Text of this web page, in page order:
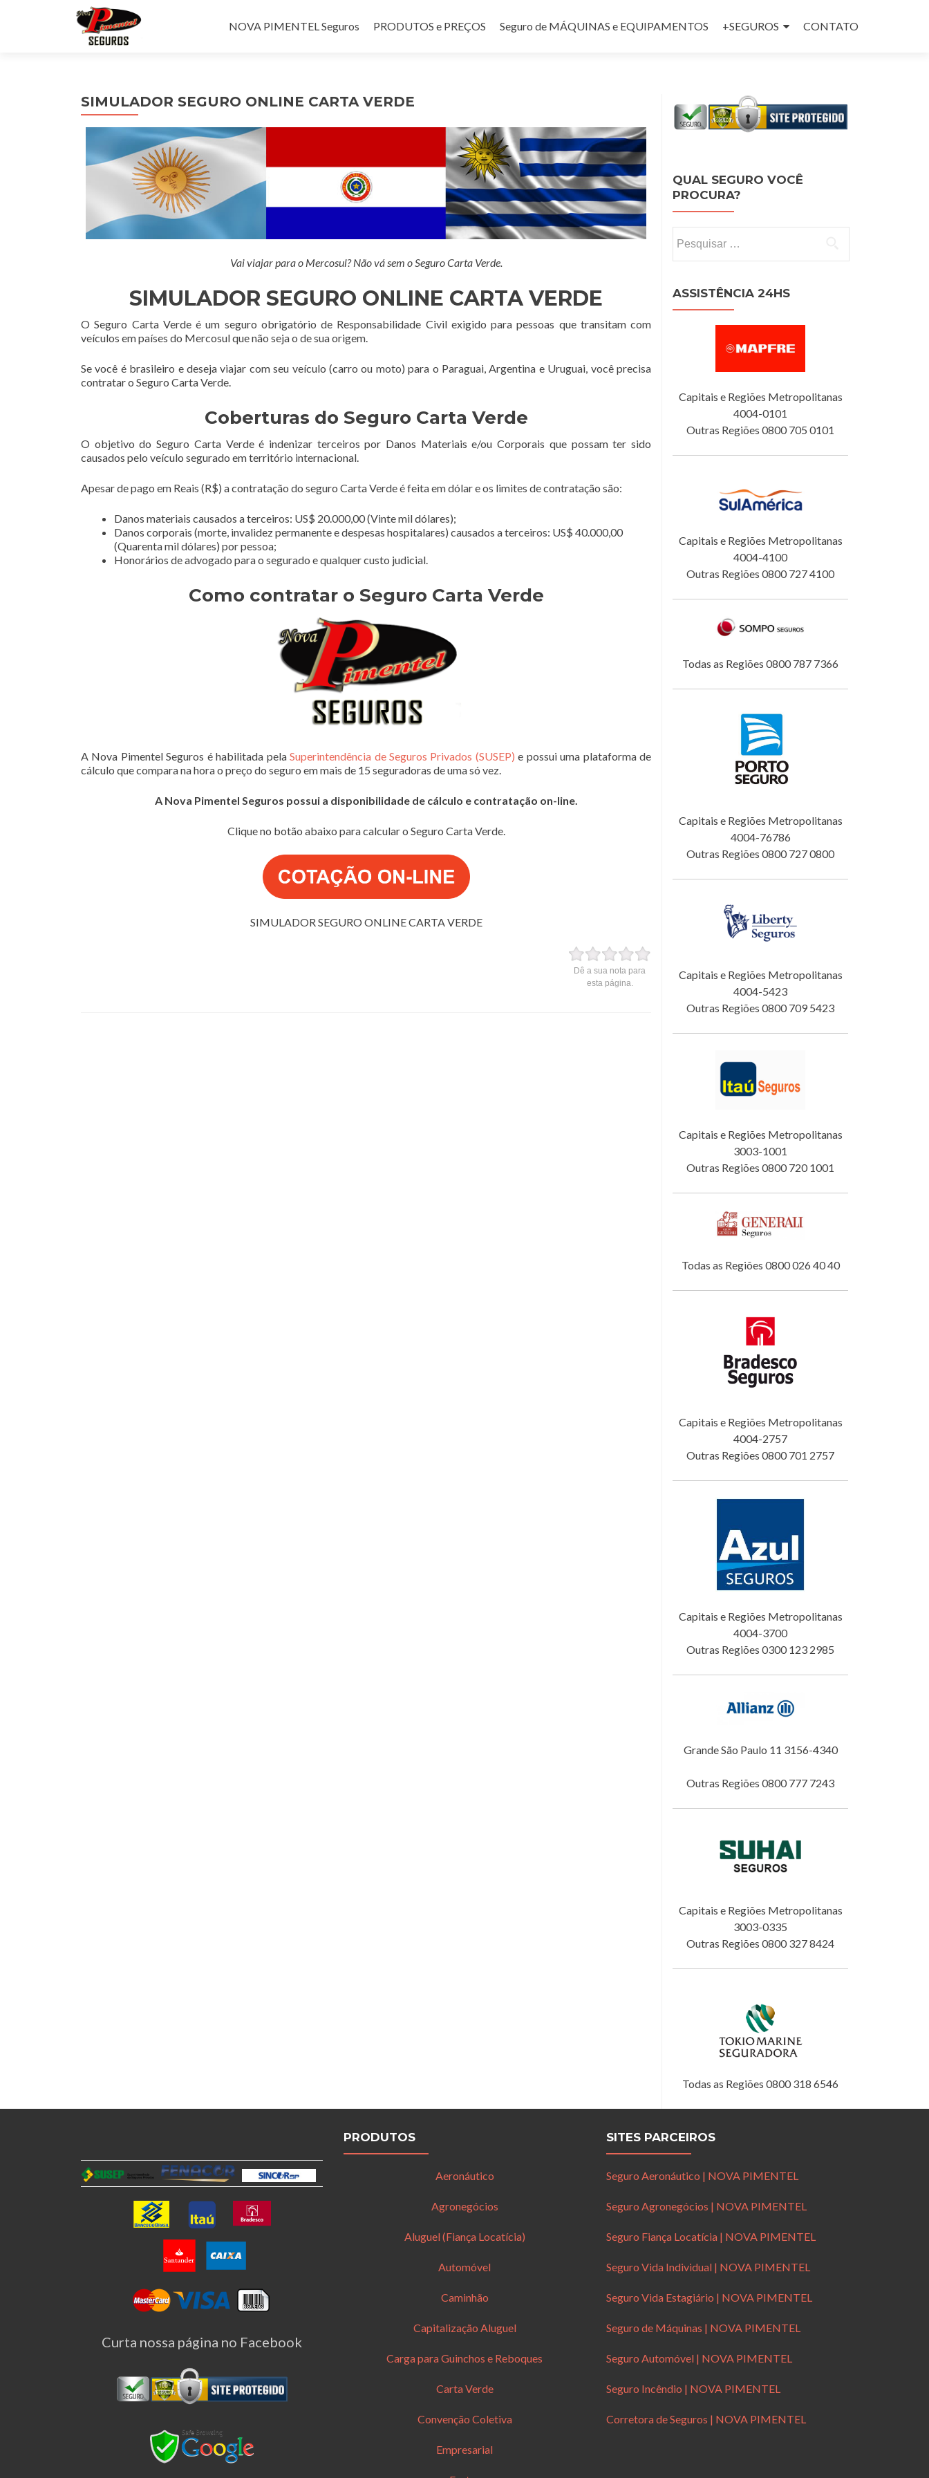
NOVA PIMENTEL Seguros
PRODUTOS e PREÇOS Seguro de MÁQUINAS e EQUIPAMENTOS +SEGUROS CONTATO
SIMULADOR SEGURO ONLINE CARTA VERDE
Vai viajar para o Mercosul? Não vá sem o Seguro Carta Verde.
SIMULADOR SEGURO ONLINE CARTA VERDE
O Seguro Carta Verde é um seguro obrigatório de Responsabilidade Civil exigido para pessoas que transitam com
veículos em países do Mercosul que não seja o de sua origem.
Se você é brasileiro e deseja viajar com seu veículo (carro ou moto) para o Paraguai, Argentina e Uruguai, você precisa
contratar o Seguro Carta Verde.
Coberturas do Seguro Carta Verde
O objetivo do Seguro Carta Verde é indenizar terceiros por Danos Materiais e/ou Corporais que possam ter sido
causados pelo veículo segurado em território internacional.
Apesar de pago em Reais (R$) a contratação do seguro Carta Verde é feita em dólar e os limites de contratação são:
Danos materiais causados a terceiros: US$ 20.000,00 (Vinte mil dólares);
Danos corporais (morte, invalidez permanente e despesas hospitalares) causados a terceiros: US$ 40.000,00
(Quarenta mil dólares) por pessoa;
Honorários de advogado para o segurado e qualquer custo judicial.
Como contratar o Seguro Carta Verde
A Nova Pimentel Seguros é habilitada pelaSuperintendência de Seguros Privados (SUSEP) e possui uma plataforma de
cálculo que compara na hora o preço do seguro em mais de 15 seguradoras de uma só vez.
A Nova Pimentel Seguros possui a disponibilidade de cálculo e contratação on-line.
Clique no botão abaixo para calcular o Seguro Carta Verde.
SIMULADOR SEGURO ONLINE CARTA VERDE
Dê a sua nota para
esta página.
QUAL SEGURO VOCÊ
PROCURA?
ASSISTÊNCIA 24HS
Capitais e Regiões Metropolitanas
4004-0101
Outras Regiões 0800 705 0101
Capitais e Regiões Metropolitanas
4004-4100
Outras Regiões 0800 727 4100
Todas as Regiões 0800 787 7366
Capitais e Regiões Metropolitanas
4004-76786
Outras Regiões 0800 727 0800
Capitais e Regiões Metropolitanas
4004-5423
Outras Regiões 0800 709 5423
Capitais e Regiões Metropolitanas
3003-1001
Outras Regiões 0800 720 1001
Todas as Regiões 0800 026 40 40
Capitais e Regiões Metropolitanas
4004-2757
Outras Regiões 0800 701 2757
Capitais e Regiões Metropolitanas
4004-3700
Outras Regiões 0300 123 2985
Grande São Paulo 11 3156-4340
Outras Regiões 0800 777 7243
Capitais e Regiões Metropolitanas
3003-0335
Outras Regiões 0800 327 8424
Todas as Regiões 0800 318 6546
Curta nossa página no Facebook
PRODUTOS
Aeronáutico
Agronegócios
Aluguel (Fiança Locatícia)
Automóvel
Caminhão
Capitalização Aluguel
Carga para Guinchos e Reboques
Carta Verde
Convenção Coletiva
Empresarial
SITES PARCEIROS
Seguro Aeronáutico | NOVA PIMENTEL
Seguro Agronegócios | NOVA PIMENTEL
Seguro Fiança Locatícia | NOVA PIMENTEL
Seguro Vida Individual | NOVA PIMENTEL
Seguro Vida Estagiário | NOVA PIMENTEL
Seguro de Máquinas | NOVA PIMENTEL
Seguro Automóvel | NOVA PIMENTEL
Seguro Incêndio | NOVA PIMENTEL
Corretora de Seguros | NOVA PIMENTEL